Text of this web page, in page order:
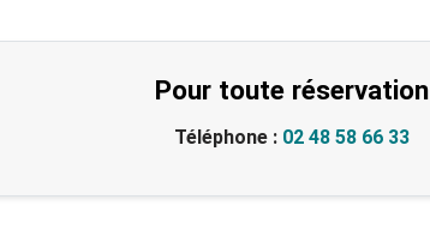
Pour toute réservation
Téléphone : 02 48 58 66 33